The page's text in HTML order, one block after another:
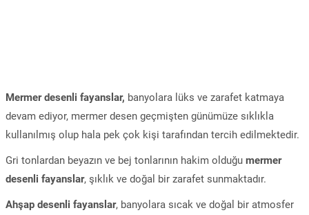
Mermer desenli fayanslar, banyolara lüks ve zarafet katmaya
devam ediyor, mermer desen geçmişten günümüze sıklıkla
kullanılmış olup hala pek çok kişi tarafından tercih edilmektedir.
Gri tonlardan beyazın ve bej tonlarının hakim olduğu mermer
desenli fayanslar, şıklık ve doğal bir zarafet sunmaktadır.
Ahşap desenli fayanslar, banyolara sıcak ve doğal bir atmosfer